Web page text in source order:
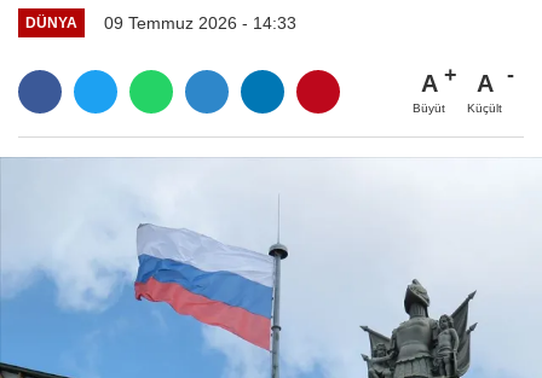
DÜNYA 09 Temmuz 2026 - 14:33
A
Büyüt
A
Küçült